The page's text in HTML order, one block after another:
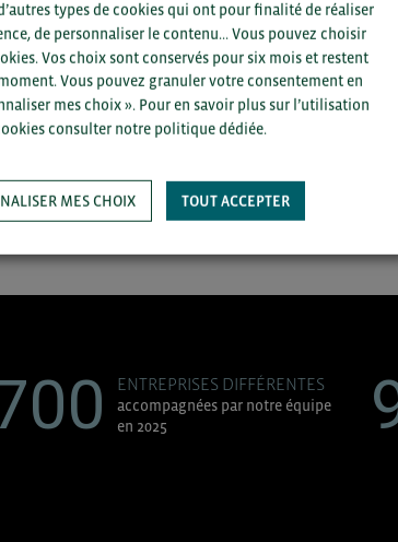
Pour voir les contacts, merci de
département et votre secteur
SAUVEGARDER
ENTREPRISES DIFFÉRENTES
accompagnées par notre équipe
en 2025
types de cookies qui ont pour finalité de réaliser
de personnaliser le contenu... Vous pouvez choisir
Vos choix sont conservés pour six mois et restent
Vous pouvez granuler votre consentement en
mes choix ». Pour en savoir plus sur l’utilisation
consulter notre politique dédiée.
MES CHOIX TOUT ACCEPTER